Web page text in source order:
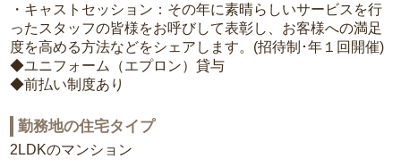
・キャストセッション：その年に素晴らしいサービスを行
ったスタッフの皆様をお呼びして表彰し、お客様への満足
度を高める方法などをシェアします。(招待制･年１回開催)
◆ユニフォーム（エプロン）貸与
◆前払い制度あり
勤務地の住宅タイプ
2LDKのマンション